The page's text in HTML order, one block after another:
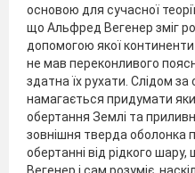
основою для сучасної
що Альфред Вегенер зміг
допомогою якої
не мав переконливого
здатна їх рухати. Слідом
намагається придумати
обертання Землі та
зовнішня тверда оболонка
обертанні від рідкого
Вегенер і сам розуміє,